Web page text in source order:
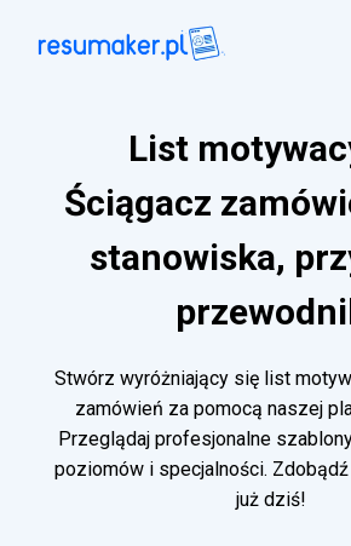
List
Ściągacz
stanowiska,
Stwórz wyróżniający się list
zamówień za pomocą naszej
Przeglądaj profesjonalne
poziomów i specjalności.
już dziś!